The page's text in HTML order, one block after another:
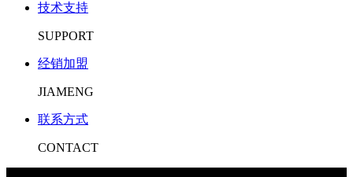
技术支持
SUPPORT
经销加盟
JIAMENG
联系方式
CONTACT